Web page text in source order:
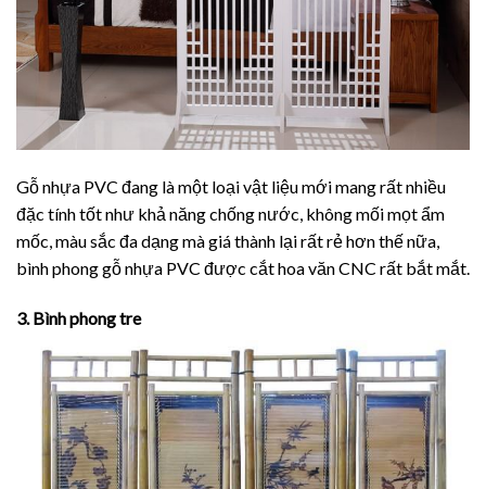
Gỗ nhựa PVC đang là một loại vật liệu mới mang rất nhiều
đặc tính tốt như khả năng chống nước, không mối mọt ẩm
mốc, màu sắc đa dạng mà giá thành lại rất rẻ hơn thế nữa,
bình phong gỗ nhựa PVC được cắt hoa văn CNC rất bắt mắt.
3. Bình phong tre